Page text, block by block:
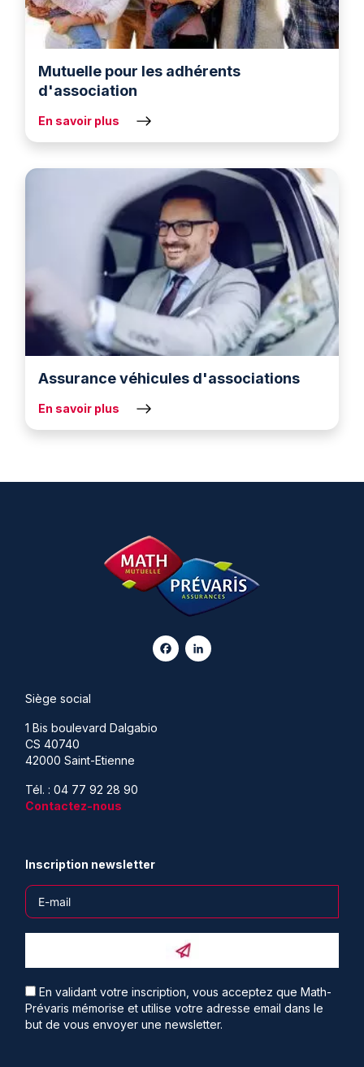
Mutuelle pour les adhérents
d'association
En savoir plus
Assurance véhicules d'associations
En savoir plus
Facebook
Siège social
1 Bis boulevard Dalgabio
CS 40740
42000 Saint-Etienne
Tél. : 04 77 92 28 90
Contactez-nous
Inscription newsletter
En validant votre inscription, vous acceptez que Math-
Prévaris mémorise et utilise votre adresse email dans le
but de vous envoyer une newsletter.